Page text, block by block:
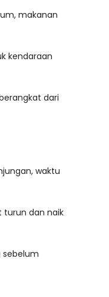
makanan
kendaraan
dari
waktu
turun dan naik